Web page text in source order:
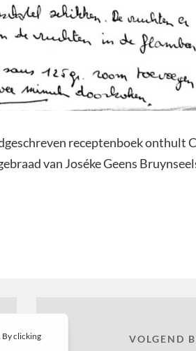
receptenboek onthult
van Joséke Geens
VOLGEND